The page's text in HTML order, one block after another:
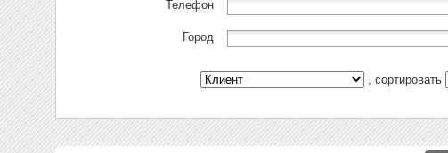
Телефон
Город
, сортировать